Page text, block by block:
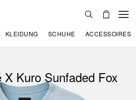
KLEIDUNG SCHUHE ACCESSOIRES
Kuro Sunfaded Fox